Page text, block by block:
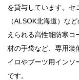
を貸与しています。セ
（ALSOK北海道）な
えられる高性能防寒コ
材の手袋など、専用装
イロやブーツ用インソ
です。